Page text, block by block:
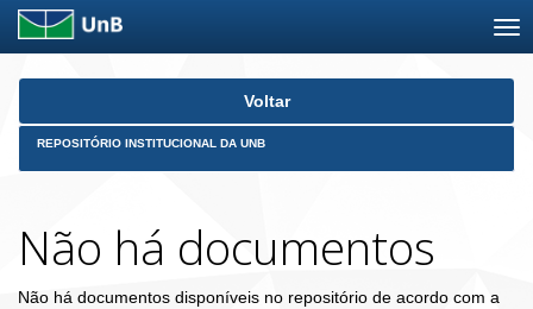
Skip
Voltar
REPOSITÓRIO INSTITUCIONAL DA UNB
Não há documentos
Não há documentos disponíveis no repositório de acordo com a